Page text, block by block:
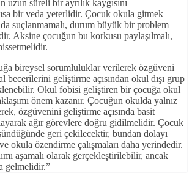
uzun süreli bir ayrılık kaygısını
bir veda yeterlidir. Çocuk okula gitmek
suçlanmamalı, durum büyük bir problem
Aksine çocuğun bu korkusu paylaşılmalı,
bireysel sorumluluklar verilerek özgüveni
becerilerini geliştirme açısından okul dışı grup
Okul fobisi geliştiren bir çocuğa okul
önem kazanır. Çocuğun okulda yalnız
özgüvenini geliştirme açısında basit
ağır görevlere doğru gidilmelidir. Çocuk
geri çekilecektir, bundan dolayı
okula özendirme çalışmaları daha yerindedir.
aşamalı olarak gerçekleştirilebilir, ancak
gelmelidir.”